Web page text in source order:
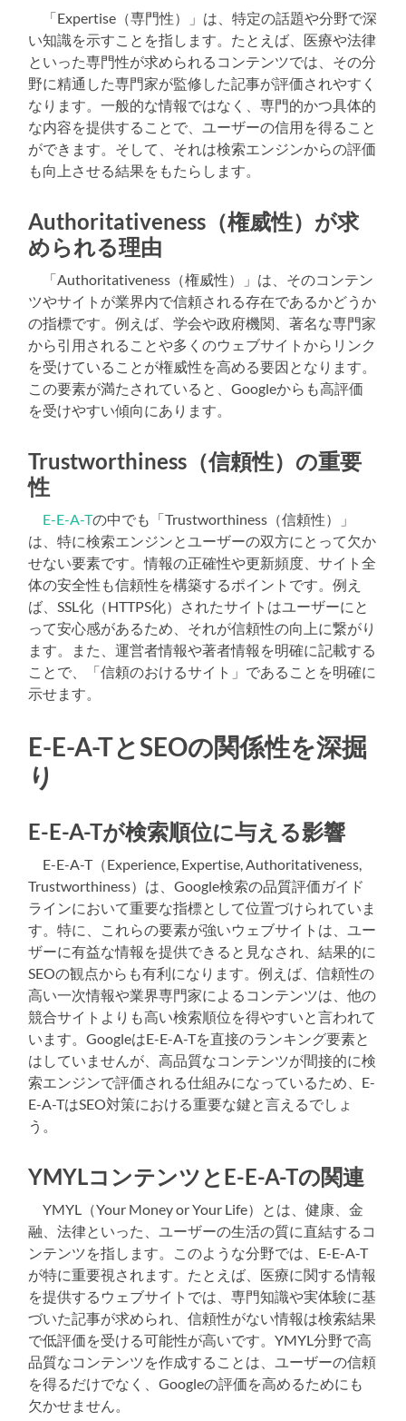
「Expertise（専門性）」は、特定の話題や分野で深
い知識を示すことを指します。たとえば、医療や法律
といった専門性が求められるコンテンツでは、その分
野に精通した専門家が監修した記事が評価されやすく
なります。一般的な情報ではなく、専門的かつ具体的
な内容を提供することで、ユーザーの信用を得ること
ができます。そして、それは検索エンジンからの評価
も向上させる結果をもたらします。
Authoritativeness（権威性）が求
められる理由
「Authoritativeness（権威性）」は、そのコンテン
ツやサイトが業界内で信頼される存在であるかどうか
の指標です。例えば、学会や政府機関、著名な専門家
から引用されることや多くのウェブサイトからリンク
を受けていることが権威性を高める要因となります。
この要素が満たされていると、Googleからも高評価
を受けやすい傾向にあります。
Trustworthiness（信頼性）の重要
性
E-E-A-Tの中でも「Trustworthiness（信頼性）」
は、特に検索エンジンとユーザーの双方にとって欠か
せない要素です。情報の正確性や更新頻度、サイト全
体の安全性も信頼性を構築するポイントです。例え
ば、SSL化（HTTPS化）されたサイトはユーザーにと
って安心感があるため、それが信頼性の向上に繋がり
ます。また、運営者情報や著者情報を明確に記載する
ことで、「信頼のおけるサイト」であることを明確に
示せます。
E-E-A-TとSEOの関係性を深掘
り
E-E-A-Tが検索順位に与える影響
E-E-A-T（Experience, Expertise, Authoritativeness,
Trustworthiness）は、Google検索の品質評価ガイド
ラインにおいて重要な指標として位置づけられていま
す。特に、これらの要素が強いウェブサイトは、ユー
ザーに有益な情報を提供できると見なされ、結果的に
SEOの観点からも有利になります。例えば、信頼性の
高い一次情報や業界専門家によるコンテンツは、他の
競合サイトよりも高い検索順位を得やすいと言われて
います。GoogleはE-E-A-Tを直接のランキング要素と
はしていませんが、高品質なコンテンツが間接的に検
索エンジンで評価される仕組みになっているため、E-
E-A-TはSEO対策における重要な鍵と言えるでしょ
う。
YMYLコンテンツとE-E-A-Tの関連
YMYL（Your Money or Your Life）とは、健康、金
融、法律といった、ユーザーの生活の質に直結するコ
ンテンツを指します。このような分野では、E-E-A-T
が特に重要視されます。たとえば、医療に関する情報
を提供するウェブサイトでは、専門知識や実体験に基
づいた記事が求められ、信頼性がない情報は検索結果
で低評価を受ける可能性が高いです。YMYL分野で高
品質なコンテンツを作成することは、ユーザーの信頼
を得るだけでなく、Googleの評価を高めるためにも
欠かせません。